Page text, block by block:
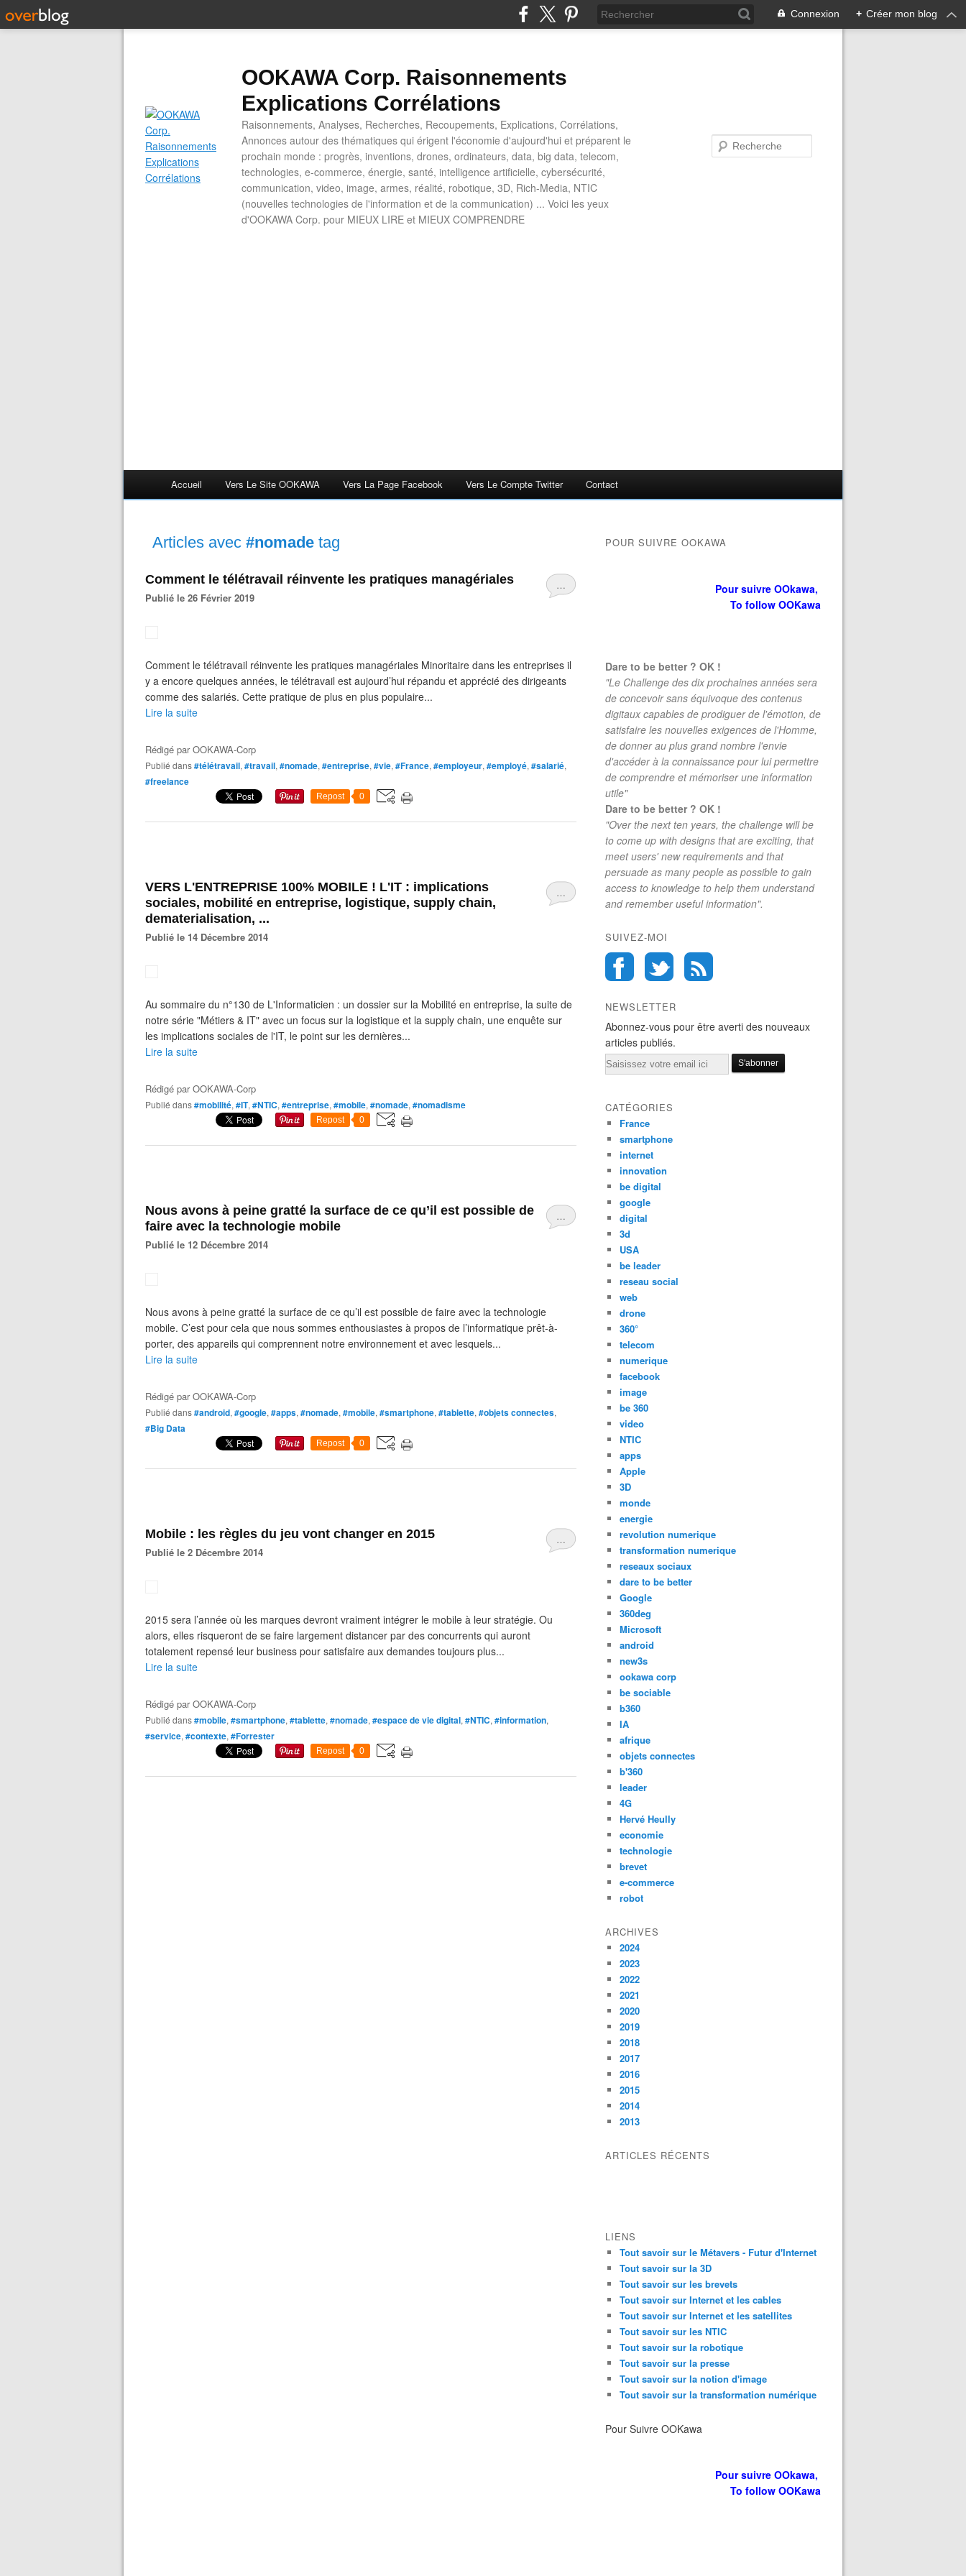
Connexion + Créer mon blog
OOKAWA Corp. Raisonnements
Explications Corrélations
Raisonnements, Analyses, Recherches, Recoupements, Explications, Corrélations,
Annonces autour des thématiques qui érigent l'économie d'aujourd'hui et préparent le
prochain monde : progrès, inventions, drones, ordinateurs, data, big data, telecom,
technologies, e-commerce, énergie, santé, intelligence artificielle, cybersécurité,
communication, video, image, armes, réalité, robotique, 3D, Rich-Media, NTIC
(nouvelles technologies de l'information et de la communication) ... Voici les yeux
d'OOKAWA Corp. pour MIEUX LIRE et MIEUX COMPRENDRE
Accueil Vers Le Site OOKAWA Vers La Page Facebook Vers Le Compte Twitter Contact
Articles avec #nomade tag
…
Comment le télétravail réinvente les pratiques managériales
Publié le 26 Février 2019
Comment le télétravail réinvente les pratiques managériales Minoritaire dans les entreprises il
y a encore quelques années, le télétravail est aujourd’hui répandu et apprécié des dirigeants
comme des salariés. Cette pratique de plus en plus populaire...
Lire la suite
Rédigé parOOKAWA-Corp
Publié dans#télétravail, #travail, #nomade, #entreprise, #vie, #France, #employeur, #employé, #salarié,
#freelance
Repost 0
…
VERS L'ENTREPRISE 100% MOBILE ! L'IT : implications
sociales, mobilité en entreprise, logistique, supply chain,
dematerialisation, ...
Publié le 14 Décembre 2014
Au sommaire du n°130 de L'Informaticien : un dossier sur la Mobilité en entreprise, la suite de
notre série "Métiers & IT" avec un focus sur la logistique et la supply chain, une enquête sur
les implications sociales de l'IT, le point sur les dernières...
Lire la suite
Rédigé parOOKAWA-Corp
Publié dans#mobilité, #IT, #NTIC, #entreprise, #mobile, #nomade, #nomadisme
Repost 0
…
Nous avons à peine gratté la surface de ce qu’il est possible de
faire avec la technologie mobile
Publié le 12 Décembre 2014
Nous avons à peine gratté la surface de ce qu’il est possible de faire avec la technologie
mobile. C’est pour cela que nous sommes enthousiastes à propos de l’informatique prêt-à-
porter, des appareils qui comprennent notre environnement et avec lesquels...
Lire la suite
Rédigé parOOKAWA-Corp
Publié dans#android, #google, #apps, #nomade, #mobile, #smartphone, #tablette, #objets connectes,
#Big Data
Repost 0
…
Mobile : les règles du jeu vont changer en 2015
Publié le 2 Décembre 2014
2015 sera l’année où les marques devront vraiment intégrer le mobile à leur stratégie. Ou
alors, elles risqueront de se faire largement distancer par des concurrents qui auront
totalement repensé leur business pour satisfaire aux demandes toujours plus...
Lire la suite
Rédigé parOOKAWA-Corp
Publié dans#mobile, #smartphone, #tablette, #nomade, #espace de vie digital, #NTIC, #information,
#service, #contexte, #Forrester
Repost 0
POUR SUIVRE OOKAWA
Pour suivre OOkawa,
To follow OOKawa
Dare to be better ? OK !
"Le Challenge des dix prochaines années sera
de concevoir sans équivoque des contenus
digitaux capables de prodiguer de l'émotion, de
satisfaire les nouvelles exigences de l'Homme,
de donner au plus grand nombre l'envie
d'accéder à la connaissance pour lui permettre
de comprendre et mémoriser une information
utile"
Dare to be better ? OK !
"Over the next ten years, the challenge will be
to come up with designs that are exciting, that
meet users' new requirements and that
persuade as many people as possible to gain
access to knowledge to help them understand
and remember useful information".
SUIVEZ-MOI
NEWSLETTER
Abonnez-vous pour être averti des nouveaux
articles publiés.
Email
CATÉGORIES
France
smartphone
internet
innovation
be digital
google
digital
3d
USA
be leader
reseau social
web
drone
360°
telecom
numerique
facebook
image
be 360
video
NTIC
apps
Apple
3D
monde
energie
revolution numerique
transformation numerique
reseaux sociaux
dare to be better
Google
360deg
Microsoft
android
new3s
ookawa corp
be sociable
b360
IA
afrique
objets connectes
b'360
leader
4G
Hervé Heully
economie
technologie
brevet
e-commerce
robot
ARCHIVES
2024
2023
2022
2021
2020
2019
2018
2017
2016
2015
2014
2013
ARTICLES RÉCENTS
LIENS
Tout savoir sur le Métavers - Futur d'Internet
Tout savoir sur la 3D
Tout savoir sur les brevets
Tout savoir sur Internet et les cables
Tout savoir sur Internet et les satellites
Tout savoir sur les NTIC
Tout savoir sur la robotique
Tout savoir sur la presse
Tout savoir sur la notion d'image
Tout savoir sur la transformation numérique
Pour Suivre OOKawa
Pour suivre OOkawa,
To follow OOKawa